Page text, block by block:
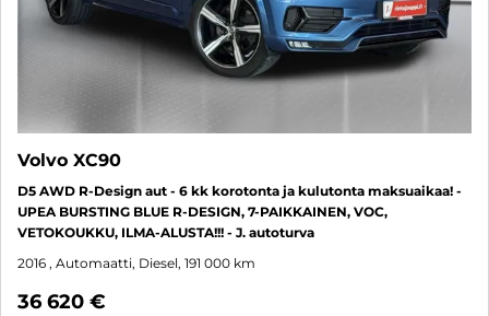
Volvo XC90
D5 AWD R-Design aut - 6 kk korotonta ja kulutonta maksuaikaa! -
UPEA BURSTING BLUE R-DESIGN, 7-PAIKKAINEN, VOC,
VETOKOUKKU, ILMA-ALUSTA!!! - J. autoturva
2016 , Automaatti, Diesel, 191 000 km
36 620 €